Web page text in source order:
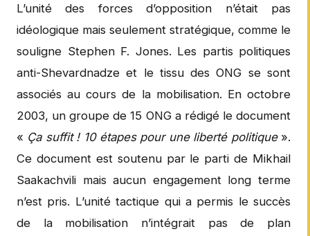
L’unité des forces d’opposition n’était pas
idéologique mais seulement stratégique, comme le
souligne Stephen F. Jones. Les partis politiques
anti-Shevardnadze et le tissu des ONG se sont
associés au cours de la mobilisation. En octobre
2003, un groupe de 15 ONG a rédigé le document
« Ça suffit ! 10 étapes pour une liberté politique».
Ce document est soutenu par le parti de Mikhail
Saakachvili mais aucun engagement long terme
n’est pris. L’unité tactique qui a permis le succès
de la mobilisation n’intégrait pas de plan